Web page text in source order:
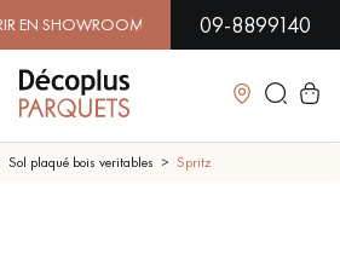
SHOWROOM | DISPONIBILITÉ
09-8899140
Fermer
LES PLUS COURANTES
Sol plaqué bois veritables Spritz